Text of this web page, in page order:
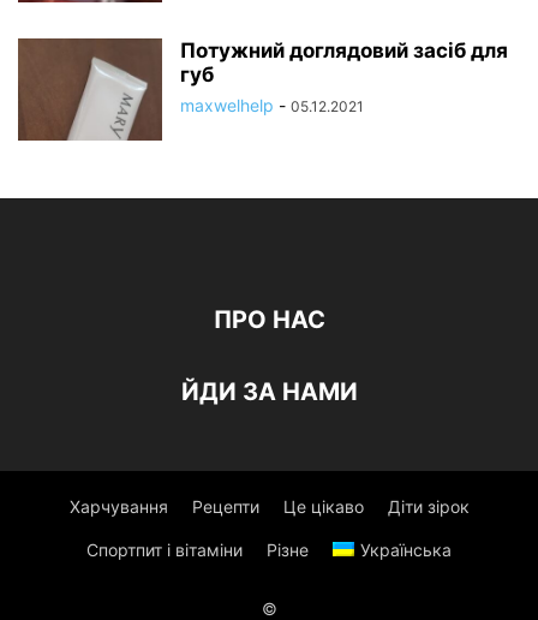
Потужний доглядовий засіб для
губ
maxwelhelp - 05.12.2021
ПРО НАС
ЙДИ ЗА НАМИ
Харчування Рецепти Це цікаво Діти зірок
Спортпит і вітаміни Різне Українська
©